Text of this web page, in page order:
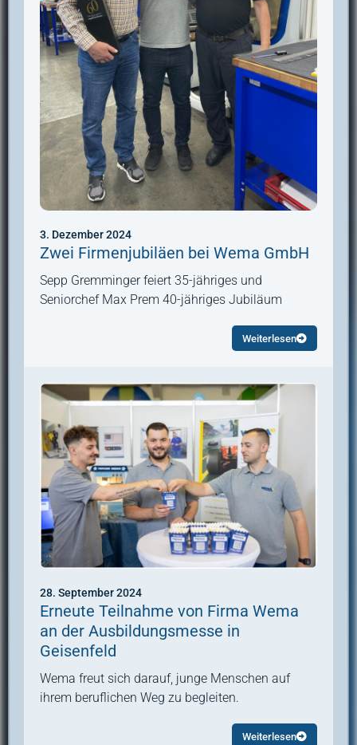
3. Dezember 2024
Zwei Firmenjubiläen bei Wema GmbH
Sepp Gremminger feiert 35-jähriges und
Seniorchef Max Prem 40-jähriges Jubiläum
Weiterlesen
28. September 2024
Erneute Teilnahme von Firma Wema
an der Ausbildungsmesse in
Geisenfeld
Wema freut sich darauf, junge Menschen auf
ihrem beruflichen Weg zu begleiten.
Weiterlesen